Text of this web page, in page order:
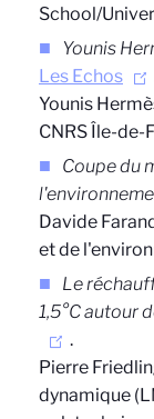
School/
Younis
Les Echos
Younis
CNRS Île-de-
Coupe du
Davide
et de
Le
1,5°C autour
.
Pierre
dynamique